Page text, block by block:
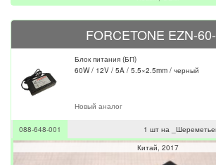
FORCETONE EZN-
Блок питания (БП)
60W / 12V / 5A / 5.5×2.5mm / черный
Новый аналог
088-648-001
1 шт на
Китай 2017